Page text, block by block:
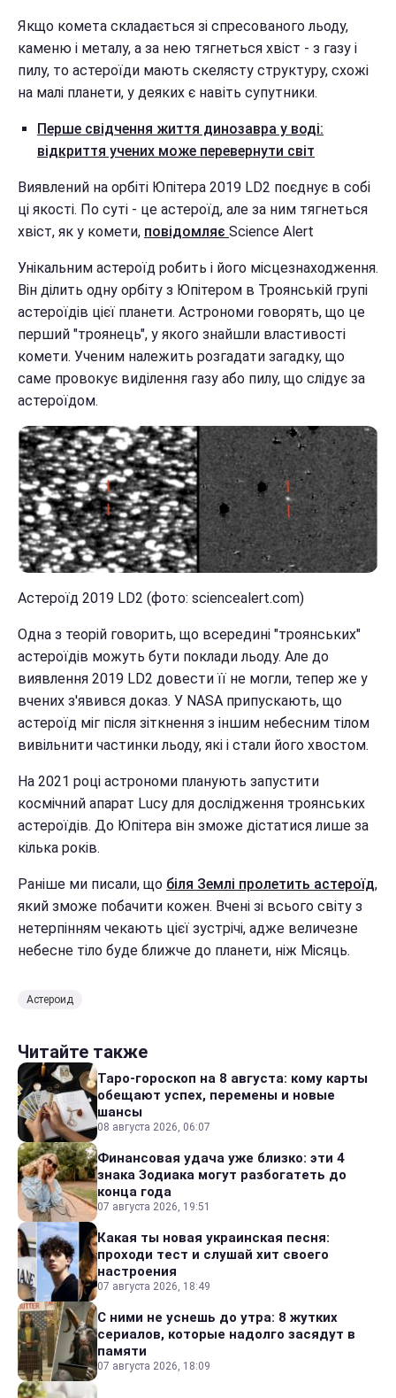
Якщо комета складається зі спресованого льоду,
каменю і металу, а за нею тягнеться хвіст - з газу і
пилу, то астероїди мають скелясту структуру, схожі
на малі планети, у деяких є навіть супутники.
Перше свідчення життя динозавра у воді:
відкриття учених може перевернути світ
Виявлений на орбіті Юпітера 2019 LD2 поєднує в собі
ці якості. По суті - це астероїд, але за ним тягнеться
хвіст, як у комети, повідомляє Science Alert
Унікальним астероїд робить і його місцезнаходження.
Він ділить одну орбіту з Юпітером в Троянській групі
астероїдів цієї планети. Астрономи говорять, що це
перший "троянець", у якого знайшли властивості
комети. Ученим належить розгадати загадку, що
саме провокує виділення газу або пилу, що слідує за
астероїдом.
Астероїд 2019 LD2 (фото: sciencealert.com)
Одна з теорій говорить, що всередині "троянських"
астероїдів можуть бути поклади льоду. Але до
виявлення 2019 LD2 довести її не могли, тепер же у
вчених з'явився доказ. У NASA припускають, що
астероїд міг після зіткнення з іншим небесним тілом
вивільнити частинки льоду, які і стали його хвостом.
На 2021 році астрономи планують запустити
космічний апарат Lucy для дослідження троянських
астероїдів. До Юпітера він зможе дістатися лише за
кілька років.
Раніше ми писали, що біля Землі пролетить астероїд,
який зможе побачити кожен. Вчені зі всього світу з
нетерпінням чекають цієї зустрічі, адже величезне
небесне тіло буде ближче до планети, ніж Місяць.
Астероид
Читайте также
Таро-гороскоп на 8 августа: кому карты
обещают успех, перемены и новые
шансы
08 августа 2026, 06:07
Финансовая удача уже близко: эти 4
знака Зодиака могут разбогатеть до
конца года
07 августа 2026, 19:51
Какая ты новая украинская песня:
проходи тест и слушай хит своего
настроения
07 августа 2026, 18:49
С ними не уснешь до утра: 8 жутких
сериалов, которые надолго засядут в
памяти
07 августа 2026, 18:09